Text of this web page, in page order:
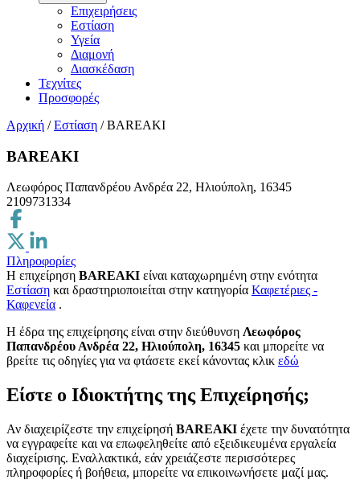
Επιχειρήσεις
Εστίαση
Υγεία
Διαμονή
Διασκέδαση
Τεχνίτες
Προσφορές
Αρχική / Εστίαση / BAREAKI
BAREAKI
Λεωφόρος Παπανδρέου Ανδρέα 22, Ηλιούπολη, 16345
2109731334
Πληροφορίες
Η επιχείρηση BAREAKI είναι καταχωρημένη στην ενότητα
Εστίαση και δραστηριοποιείται στην κατηγορία Καφετέριες -
Καφενεία .
H έδρα της επιχείρησης είναι στην διεύθυνση Λεωφόρος
Παπανδρέου Ανδρέα 22, Ηλιούπολη, 16345 και μπορείτε να
βρείτε τις οδηγίες για να φτάσετε εκεί κάνοντας κλικ εδώ
Είστε ο Ιδιοκτήτης της Επιχείρησής;
Αν διαχειρίζεστε την επιχείρησή BAREAKI έχετε την δυνατότητα
να εγγραφείτε και να επωφεληθείτε από εξειδικευμένα εργαλεία
διαχείρισης. Εναλλακτικά, εάν χρειάζεστε περισσότερες
πληροφορίες ή βοήθεια, μπορείτε να επικοινωνήσετε μαζί μας.